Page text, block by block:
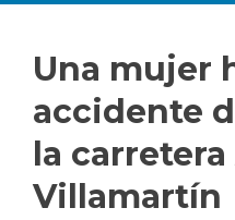
Una mujer
accidente
la carretera
Villamartín